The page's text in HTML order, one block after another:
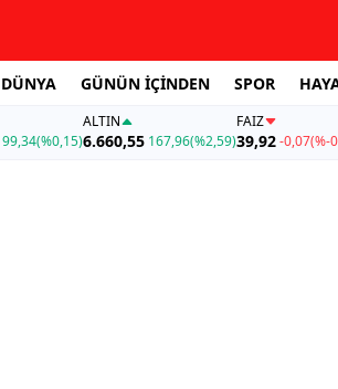
DÜNYA GÜNÜN İÇİNDEN SPOR
99,34(%0,15)
ALTIN
6.660,55 167,96(%2,59)
FAİZ
39,92-0,07(%-